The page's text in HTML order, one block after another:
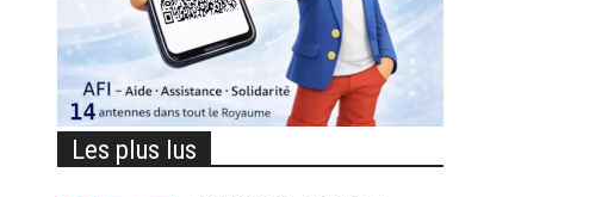
Les plus lus